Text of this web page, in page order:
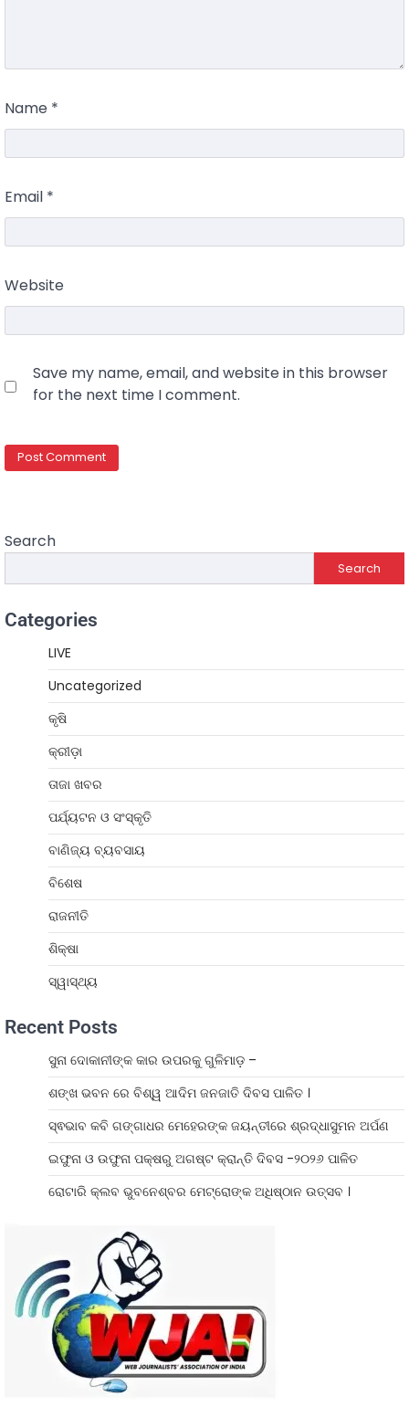
Name *
Email *
Website
Save my name, email, and website in this browser
for the next time I comment.
Search
Search
Categories
LIVE
Uncategorized
କୃଷି
କ୍ରୀଡ଼ା
ତାଜା ଖବର
ପର୍ଯ୍ୟଟନ ଓ ସଂସ୍କୃତି
ବାଣିଜ୍ୟ ବ୍ୟବସାୟ
ବିଶେଷ
ରାଜନୀତି
ଶିକ୍ଷା
ସ୍ୱାସ୍ଥ୍ୟ
Recent Posts
ସୁନା ଦୋକାନୀଙ୍କ କାର ଉପରକୁ ଗୁଳିମାଡ଼ –
ଶଙ୍ଖ ଭବନ ରେ ବିଶ୍ୱ ଆଦିମ ଜନଜାତି ଦିବସ ପାଳିତ ।
ସ୍ଵଭାବ କବି ଗଙ୍ଗାଧର ମେହେରଙ୍କ ଜୟନ୍ତୀରେ ଶ୍ରଦ୍ଧାସୁମନ ଅର୍ପଣ
ଇଫୁନା ଓ ଉଫୁନା ପକ୍ଷରୁ ଅଗଷ୍ଟ କ୍ରାନ୍ତି ଦିବସ -୨୦୨୬ ପାଳିତ
ରୋଟାରି କ୍ଲବ ଭୁବନେଶ୍ବର ମେଟ୍ରୋଙ୍କ ଅଧିଷ୍ଠାନ ଉତ୍ସବ ।